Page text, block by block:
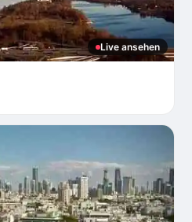
Live ansehen